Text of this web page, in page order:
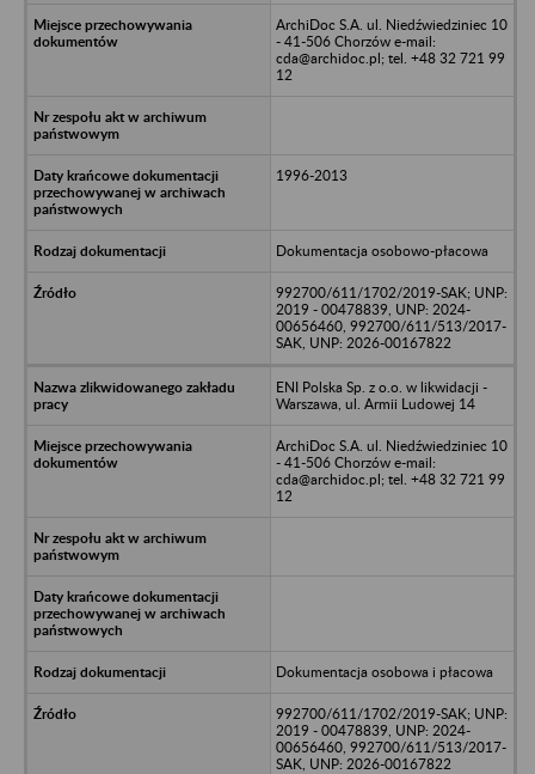
ArchiDoc S.A. ul. Niedźwiedziniec 10
- 41-506 Chorzów e-mail:
cda@archidoc.pl; tel. +48 32 721 99
12
1996-2013
Dokumentacja osobowo-płacowa
992700/611/1702/2019-SAK; UNP:
2019 - 00478839, UNP: 2024-
00656460, 992700/611/513/2017-
SAK, UNP: 2026-00167822
ENI Polska Sp. z o.o. w likwidacji -
Warszawa, ul. Armii Ludowej 14
ArchiDoc S.A. ul. Niedźwiedziniec 10
- 41-506 Chorzów e-mail:
cda@archidoc.pl; tel. +48 32 721 99
12
Dokumentacja osobowa i płacowa
992700/611/1702/2019-SAK; UNP:
2019 - 00478839, UNP: 2024-
00656460, 992700/611/513/2017-
SAK, UNP: 2026-00167822